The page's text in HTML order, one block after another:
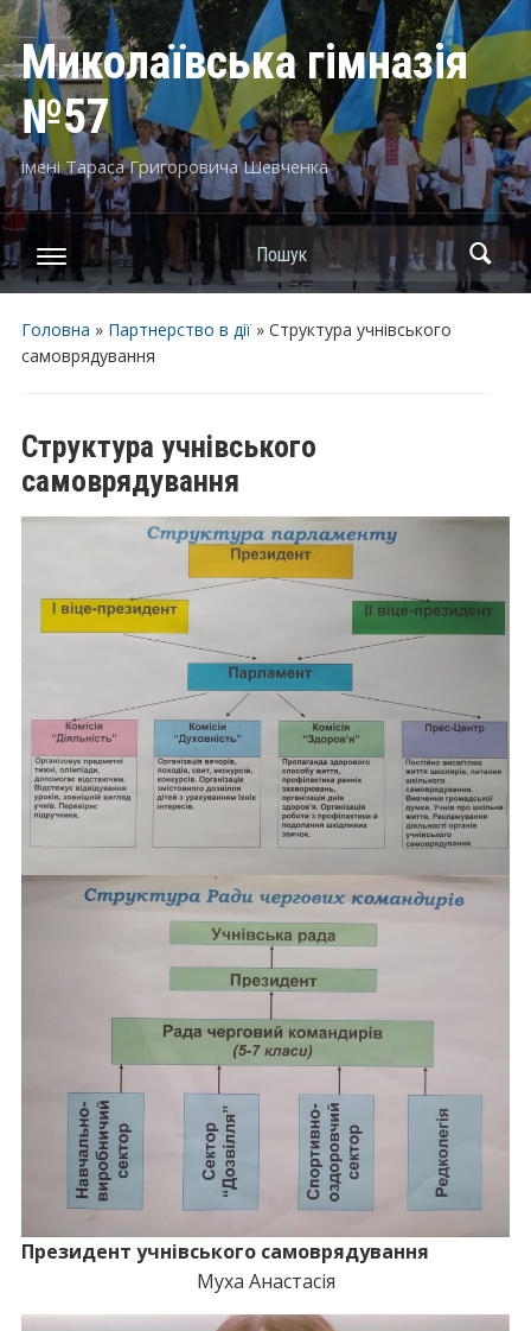
Миколаївська гімназія
№57
імені Тараса Григоровича Шевченка
Пошук
Головна » Партнерство в дії» Структура учнiвського
самоврядування
Структура учнiвського
самоврядування
Президент учнівського самоврядування
Муха Анастасія